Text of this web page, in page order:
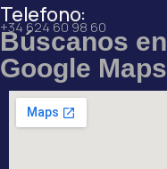
Telefono:
+34 624 60 98 60
Búscanos en
Google Maps